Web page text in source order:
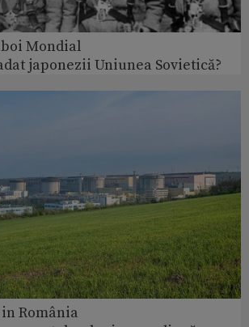
Mondial
japonezii Uniunea Sovietică?
România